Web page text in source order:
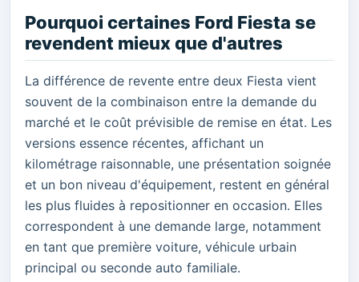
Pourquoi certaines Ford Fiesta se
revendent mieux que d'autres
La différence de revente entre deux Fiesta vient
souvent de la combinaison entre la demande du
marché et le coût prévisible de remise en état. Les
versions essence récentes, affichant un
kilométrage raisonnable, une présentation soignée
et un bon niveau d'équipement, restent en général
les plus fluides à repositionner en occasion. Elles
correspondent à une demande large, notamment
en tant que première voiture, véhicule urbain
principal ou seconde auto familiale.